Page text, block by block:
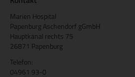
Marien Hospital
Papenburg Aschendorf gGmbH
Hauptkanal rechts 75
26871 Papenburg
Telefon:
04961 93-0